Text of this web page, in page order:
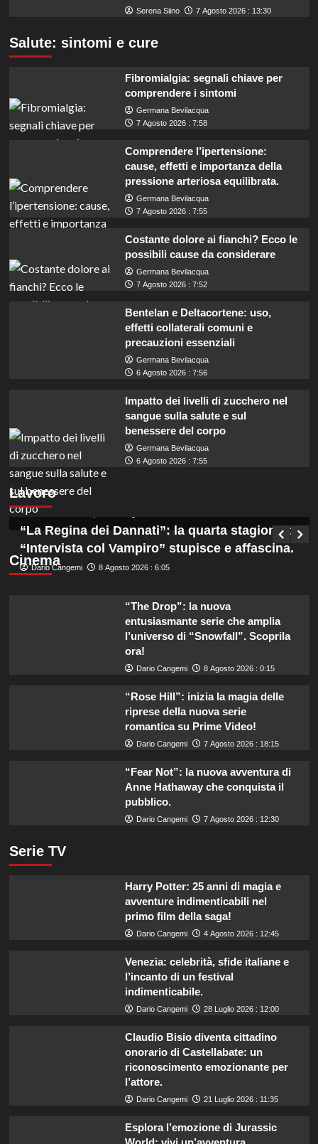
Serena Siino 7 Agosto 2026 : 13:30
Salute: sintomi e cure
Fibromialgia: segnali chiave per
comprendere i sintomi
Germana Bevilacqua
7 Agosto 2026 : 7:58
Comprendere l’ipertensione:
cause, effetti e importanza della
pressione arteriosa equilibrata.
Germana Bevilacqua
7 Agosto 2026 : 7:55
Costante dolore ai fianchi? Ecco le
possibili cause da considerare
Germana Bevilacqua
7 Agosto 2026 : 7:52
Bentelan e Deltacortene: uso,
effetti collaterali comuni e
precauzioni essenziali
Germana Bevilacqua
6 Agosto 2026 : 7:56
Impatto dei livelli di zucchero nel
sangue sulla salute e sul
benessere del corpo
Germana Bevilacqua
6 Agosto 2026 : 7:55
Lavoro
Mobilità: Opportunità per 64 Assistenti e 123
Funzionari, scopri come candidarti!
Germana Bevilacqua
Cinema
“La Regina dei Dannati”: la quarta stagione di
“Intervista col Vampiro” stupisce e affascina.
Dario Cangemi 8 Agosto 2026 : 6:05
“The Drop”: la nuova
entusiasmante serie che amplia
l’universo di “Snowfall”. Scoprila
ora!
Dario Cangemi 8 Agosto 2026 : 0:15
“Rose Hill”: inizia la magia delle
riprese della nuova serie
romantica su Prime Video!
Dario Cangemi 7 Agosto 2026 : 18:15
“Fear Not”: la nuova avventura di
Anne Hathaway che conquista il
pubblico.
Dario Cangemi 7 Agosto 2026 : 12:30
Serie TV
Harry Potter: 25 anni di magia e
avventure indimenticabili nel
primo film della saga!
Dario Cangemi 4 Agosto 2026 : 12:45
Venezia: celebrità, sfide italiane e
l’incanto di un festival
indimenticabile.
Dario Cangemi 28 Luglio 2026 : 12:00
Claudio Bisio diventa cittadino
onorario di Castellabate: un
riconoscimento emozionante per
l’attore.
Dario Cangemi 21 Luglio 2026 : 11:35
Esplora l’emozione di Jurassic